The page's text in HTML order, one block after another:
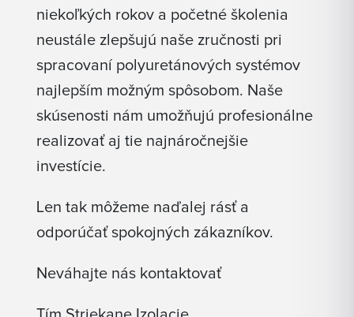
niekoľkých rokov a početné školenia
neustále zlepšujú naše zručnosti pri
spracovaní polyuretánových systémov
najlepším možným spôsobom. Naše
skúsenosti nám umožňujú profesionálne
realizovať aj tie najnáročnejšie
investície.
Len tak môžeme naďalej rásť a
odporúčať spokojných zákazníkov.
Neváhajte nás kontaktovať